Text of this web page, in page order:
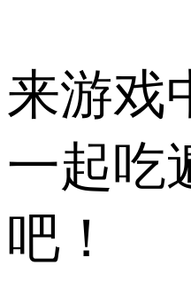
来游戏
一起吃
吧！